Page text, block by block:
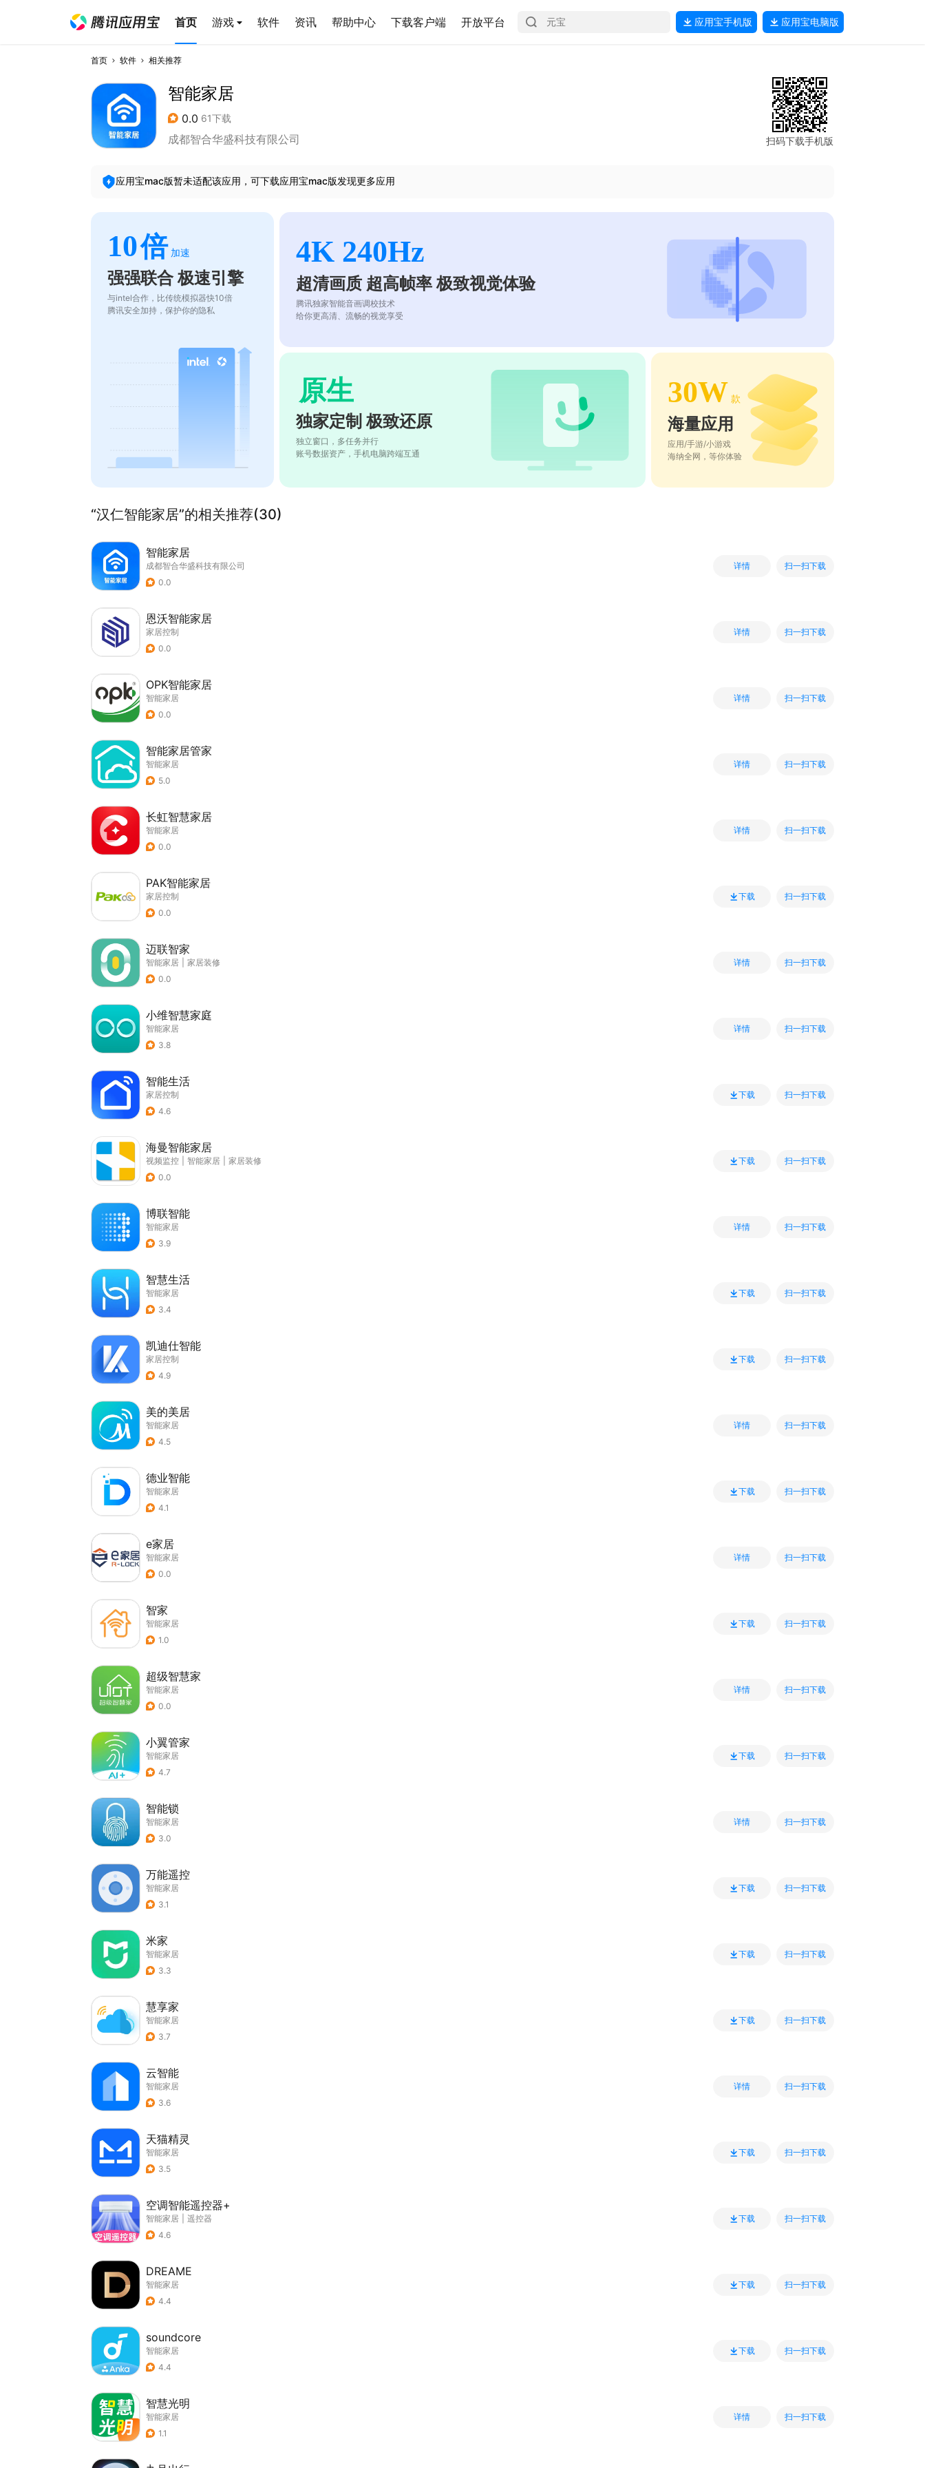
首页 游戏 软件 资讯 帮助中心 下载客户端 开放平台 应用宝手机版 应用宝电脑版
首页 软件 相关推荐
智能家居
0.0 61下载
成都智合华盛科技有限公司 扫码下载手机版
应用宝mac版暂未适配该应用，可下载应用宝mac版发现更多应用
10倍 加速
强强联合 极速引擎
与intel合作，比传统模拟器快10倍
腾讯安全加持，保护你的隐私
4K 240Hz
超清画质 超高帧率 极致视觉体验
腾讯独家智能音画调校技术
给你更高清、流畅的视觉享受
原生
独家定制 极致还原
独立窗口，多任务并行
账号数据资产，手机电脑跨端互通
30W 款
海量应用
应用/手游/小游戏
海纳全网，等你体验
“汉仁智能家居”的相关推荐(30)
智能家居
成都智合华盛科技有限公司
0.0
详情 扫一扫下载
恩沃智能家居
家居控制
0.0
详情 扫一扫下载
OPK智能家居
智能家居
0.0
详情 扫一扫下载
智能家居管家
智能家居
5.0
详情 扫一扫下载
长虹智慧家居
智能家居
0.0
详情 扫一扫下载
PAK智能家居
家居控制
0.0
下载 扫一扫下载
迈联智家
智能家居
家居装修
0.0
详情 扫一扫下载
小维智慧家庭
智能家居
3.8
详情 扫一扫下载
智能生活
家居控制
4.6
下载 扫一扫下载
海曼智能家居
视频监控 智能家居
家居装修
0.0
下载 扫一扫下载
博联智能
智能家居
3.9
详情 扫一扫下载
智慧生活
智能家居
3.4
下载 扫一扫下载
凯迪仕智能
家居控制
4.9
下载 扫一扫下载
美的美居
智能家居
4.5
详情 扫一扫下载
德业智能
智能家居
4.1
下载 扫一扫下载
e家居
智能家居
0.0
详情 扫一扫下载
智家
智能家居
1.0
下载 扫一扫下载
超级智慧家
智能家居
0.0
详情 扫一扫下载
小翼管家
智能家居
4.7
下载 扫一扫下载
智能锁
智能家居
3.0
详情 扫一扫下载
万能遥控
智能家居
3.1
下载 扫一扫下载
米家
智能家居
3.3
下载 扫一扫下载
慧享家
智能家居
3.7
下载 扫一扫下载
云智能
智能家居
3.6
详情 扫一扫下载
天猫精灵
智能家居
3.5
下载 扫一扫下载
空调智能遥控器+
智能家居
遥控器
4.6
下载 扫一扫下载
DREAME
智能家居
4.4
下载 扫一扫下载
soundcore
智能家居
4.4
下载 扫一扫下载
智慧光明
智能家居
1.1
详情 扫一扫下载